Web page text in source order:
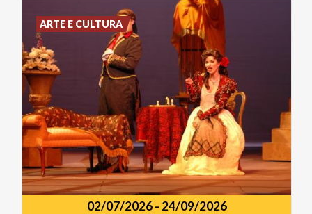
02/07/2026- 24/09/2026
ARTE E CULTURA